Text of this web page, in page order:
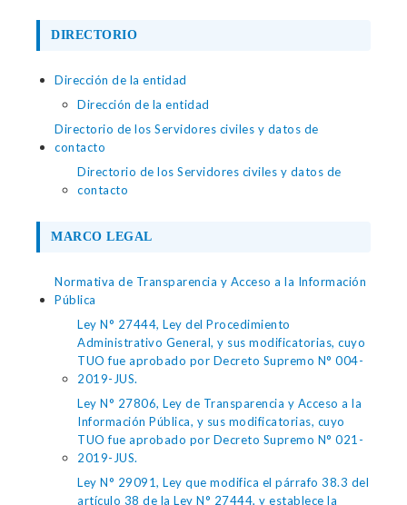
DIRECTORIO
Dirección de la entidad
Dirección de la entidad
Directorio de los Servidores civiles y datos de
contacto
Directorio de los Servidores civiles y datos de
contacto
MARCO LEGAL
Normativa de Transparencia y Acceso a la Información
Pública
Ley N° 27444, Ley del Procedimiento
Administrativo General, y sus modificatorias, cuyo
TUO fue aprobado por Decreto Supremo N° 004-
2019-JUS.
Ley N° 27806, Ley de Transparencia y Acceso a la
Información Pública, y sus modificatorias, cuyo
TUO fue aprobado por Decreto Supremo N° 021-
2019-JUS.
Ley N° 29091, Ley que modifica el párrafo 38.3 del
artículo 38 de la Ley N° 27444, y establece la